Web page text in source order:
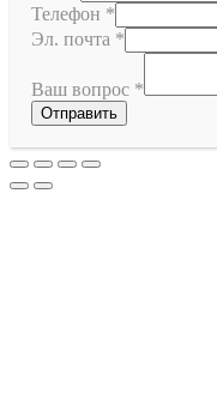
Телефон *
Эл. почта *
Ваш вопрос *
Отправить